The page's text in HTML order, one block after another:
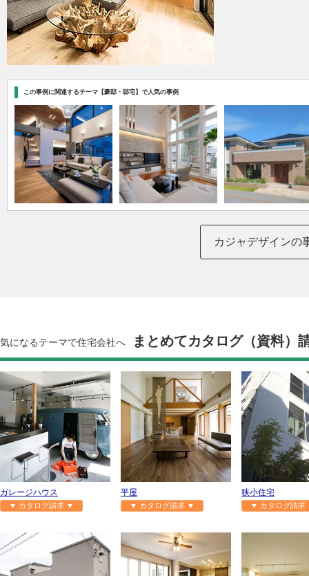
この事例に関連するテーマ【豪邸・邸宅】で人気の事例
カジャデザインの
気になるテーマで住宅会社へ まとめてカタログ（資料）
ガレージハウス
▼ カタログ請求 ▼
平屋
▼ カタログ請求 ▼
狭小住宅
▼ カタログ請